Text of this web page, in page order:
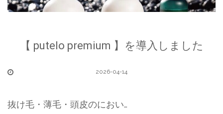
【 putelo premium 】を導入しました
2026-04-14
抜け毛・薄毛・頭皮のにおい…